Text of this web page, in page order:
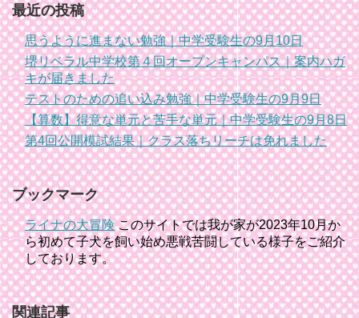
最近の投稿
思うように進まない勉強｜中学受験生の9月10日
堺リベラル中学校第４回オープンキャンパス｜案内ハガ
キが届きました
テストのための追い込み勉強｜中学受験生の9月9日
【算数】得意な単元と苦手な単元｜中学受験生の9月8日
第4回公開模試結果｜クラス落ちリーチは免れました
ブックマーク
ライナの大冒険このサイトでは我が家が2023年10月か
ら初めて子犬を飼い始め悪戦苦闘している様子をご紹介
しております。
関連記事